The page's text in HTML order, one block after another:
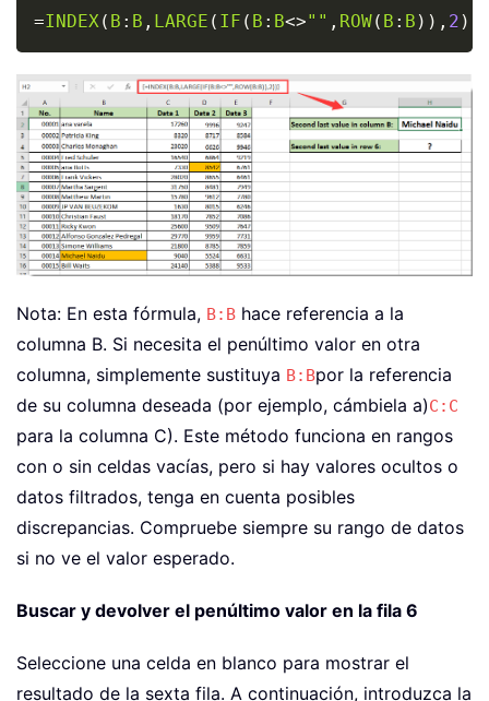
=INDEX( B : B , LARGE ( IF ( B : B<>"" , ROW( B : B ) ) , 2 )
Copy
Nota: En esta fórmula, B:B hace referencia a la
columna B. Si necesita el penúltimo valor en otra
columna, simplemente sustituya B:Bpor la referencia
de su columna deseada (por ejemplo, cámbiela a)C:C
para la columna C). Este método funciona en rangos
con o sin celdas vacías, pero si hay valores ocultos o
datos filtrados, tenga en cuenta posibles
discrepancias. Compruebe siempre su rango de datos
si no ve el valor esperado.
Buscar y devolver el penúltimo valor en la fila 6
Seleccione una celda en blanco para mostrar el
resultado de la sexta fila. A continuación, introduzca la